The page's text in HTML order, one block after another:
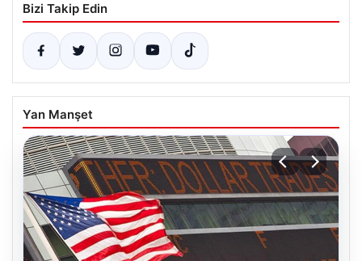
Bizi Takip Edin
Yan Manşet